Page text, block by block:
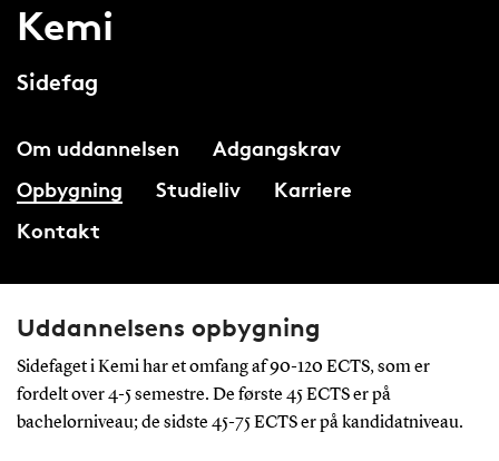
Kemi
Sidefag
Om uddannelsen
Adgangskrav
Opbygning
Studieliv
Karriere
Kontakt
Uddannelsens opbygning
Sidefaget i Kemi har et omfang af 90-120 ECTS, som er
fordelt over 4-5 semestre. De første 45 ECTS er på
bachelorniveau; de sidste 45-75 ECTS er på kandidatniveau.